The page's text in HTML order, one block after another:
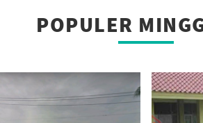
POPULER